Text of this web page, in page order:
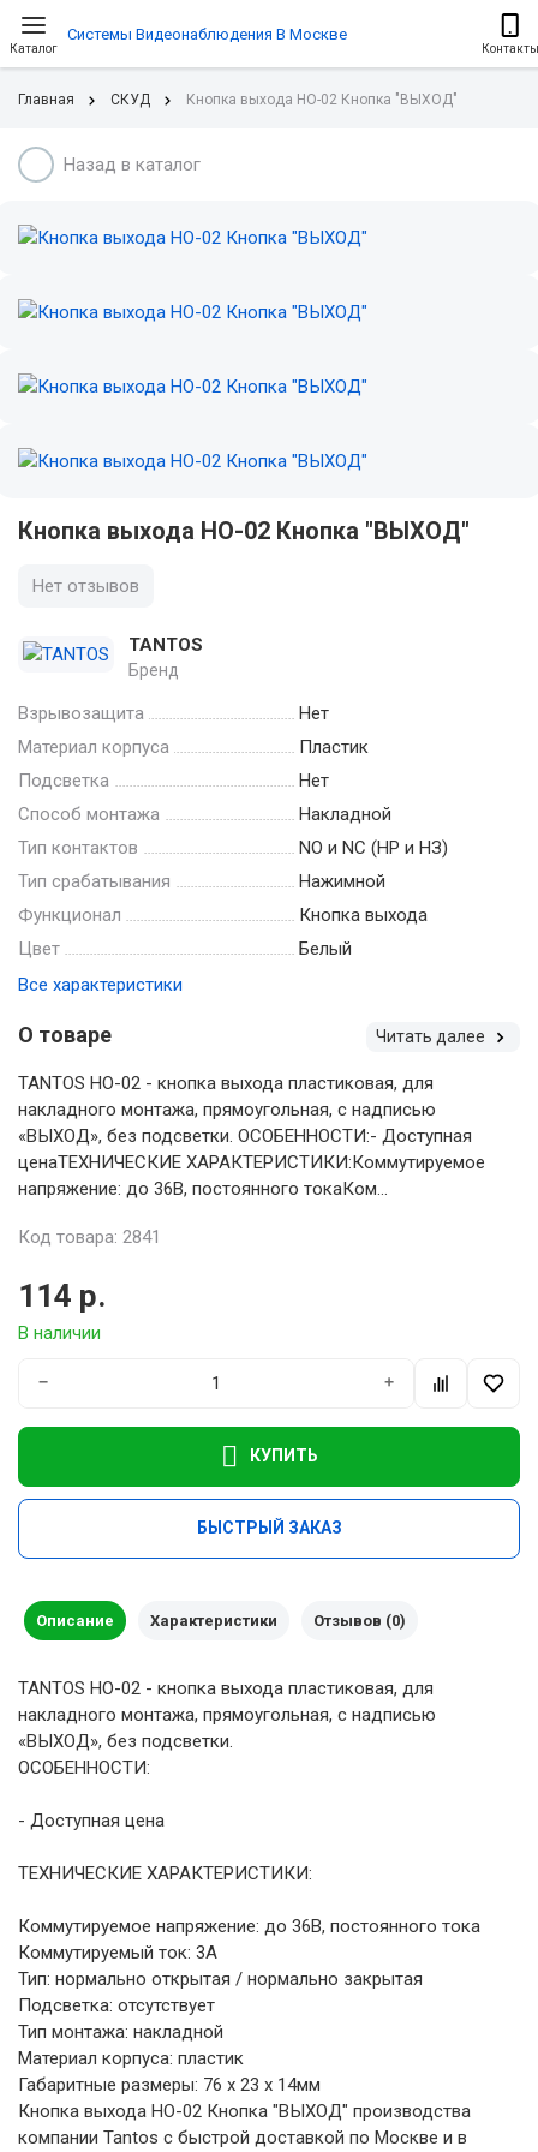
Каталог
Системы Видеонаблюдения В Москве
Контакты
Главная СКУД Кнопка выхода HO-02 Кнопка "ВЫХОД"
Назад в каталог
Кнопка выхода HO-02 Кнопка "ВЫХОД"
Нет отзывов
TANTOS
Бренд
Взрывозащита
Нет
Материал корпуса
Пластик
Подсветка
Нет
Способ монтажа
Накладной
Тип контактов
NO и NC (НР и НЗ)
Тип срабатывания
Нажимной
Функционал
Кнопка выхода
Цвет
Белый
Все характеристики
О товаре Читать далее
TANTOS HO-02 - кнопка выхода пластиковая, для
накладного монтажа, прямоугольная, с надписью
«ВЫХОД», без подсветки. ОСОБЕННОСТИ:- Доступная
ценаТЕХНИЧЕСКИЕ ХАРАКТЕРИСТИКИ:Коммутируемое
напряжение: до 36В, постоянного токаКом...
Код товара: 2841
114 р.
В наличии
− +
КУПИТЬ
БЫСТРЫЙ ЗАКАЗ
Описание Характеристики Отзывов (0)
TANTOS HO-02 - кнопка выхода пластиковая, для
накладного монтажа, прямоугольная, с надписью
«ВЫХОД», без подсветки.
ОСОБЕННОСТИ:
- Доступная цена
ТЕХНИЧЕСКИЕ ХАРАКТЕРИСТИКИ:
Коммутируемое напряжение: до 36В, постоянного тока
Коммутируемый ток: 3А
Тип: нормально открытая / нормально закрытая
Подсветка: отсутствует
Тип монтажа: накладной
Материал корпуса: пластик
Габаритные размеры: 76 х 23 х 14мм
Кнопка выхода HO-02 Кнопка "ВЫХОД" производства
компании Tantos с быстрой доставкой по Москве и в